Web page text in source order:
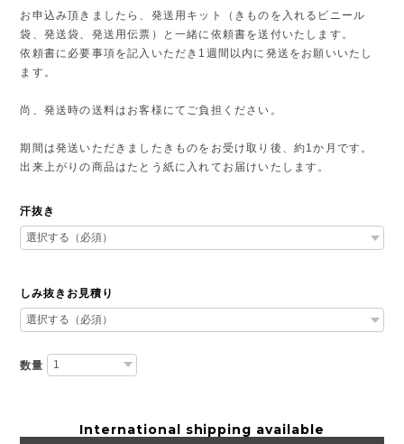
お申込み頂きましたら、発送用キット（きものを入れるビニール
袋、発送袋、発送用伝票）と一緒に依頼書を送付いたします。
依頼書に必要事項を記入いただき1週間以内に発送をお願いいたし
ます。
尚、発送時の送料はお客様にてご負担ください。
期間は発送いただきましたきものをお受け取り後、約1か月です。
出来上がりの商品はたとう紙に入れてお届けいたします。
汗抜き
しみ抜きお見積り
数量
International shipping available